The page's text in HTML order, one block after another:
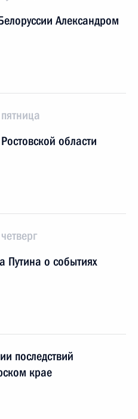
Александром
области
о событиях
последствий
крае